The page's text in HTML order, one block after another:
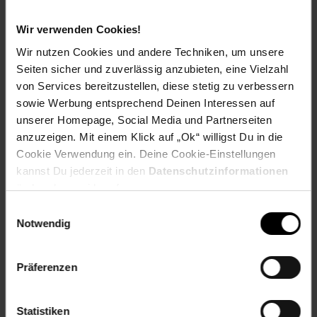
Wir verwenden Cookies!
Wir nutzen Cookies und andere Techniken, um unsere
Seiten sicher und zuverlässig anzubieten, eine Vielzahl
von Services bereitzustellen, diese stetig zu verbessern
sowie Werbung entsprechend Deinen Interessen auf
unserer Homepage, Social Media und Partnerseiten
anzuzeigen. Mit einem Klick auf „Ok“ willigst Du in die
Cookie Verwendung ein. Deine Cookie-Einstellungen
kannst Du jederzeit in den Datenschutzinformationen
ändern bzw. widerrufen.
Notwendig
Präferenzen
Statistiken
Versandinformationen
Herstellerinformationen
Fußzeile
Weitere Online-Angebote
Netto Reisen TV-Shop Weinwelt